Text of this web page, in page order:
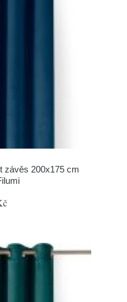
závěs 200x175 cm